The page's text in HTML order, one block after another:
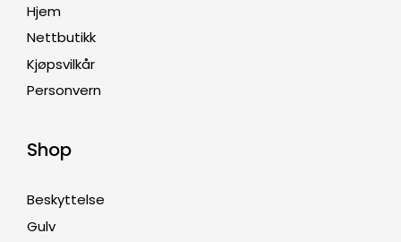
Hjem
Nettbutikk
Kjøpsvilkår
Personvern
Shop
Beskyttelse
Gulv